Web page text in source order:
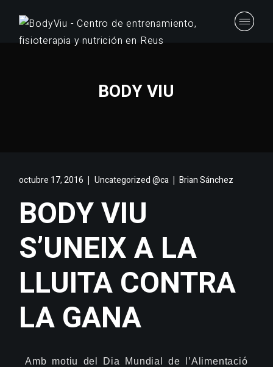
BODY VIU
octubre 17, 2016 Uncategorized @ca Brian Sánchez
BODY VIU
S’UNEIX A LA
LLUITA CONTRA
LA GANA
Amb motiu del Dia Mundial de l’Alimentació